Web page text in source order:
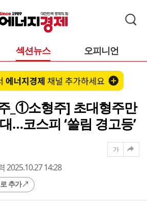
섹션뉴스 오피니언
_①소형주] 초대형주만
…코스피 ‘쏠림 경고등’
2025.10.27 14:28
추가
가